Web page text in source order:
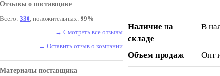
Отзывы о поставщике
Всего: 330, положительных: 99%
→ Смотреть все отзывы
→ Оставить отзыв о компании
Материалы поставщика
Наличие на
складе
В
Объем продаж Опт